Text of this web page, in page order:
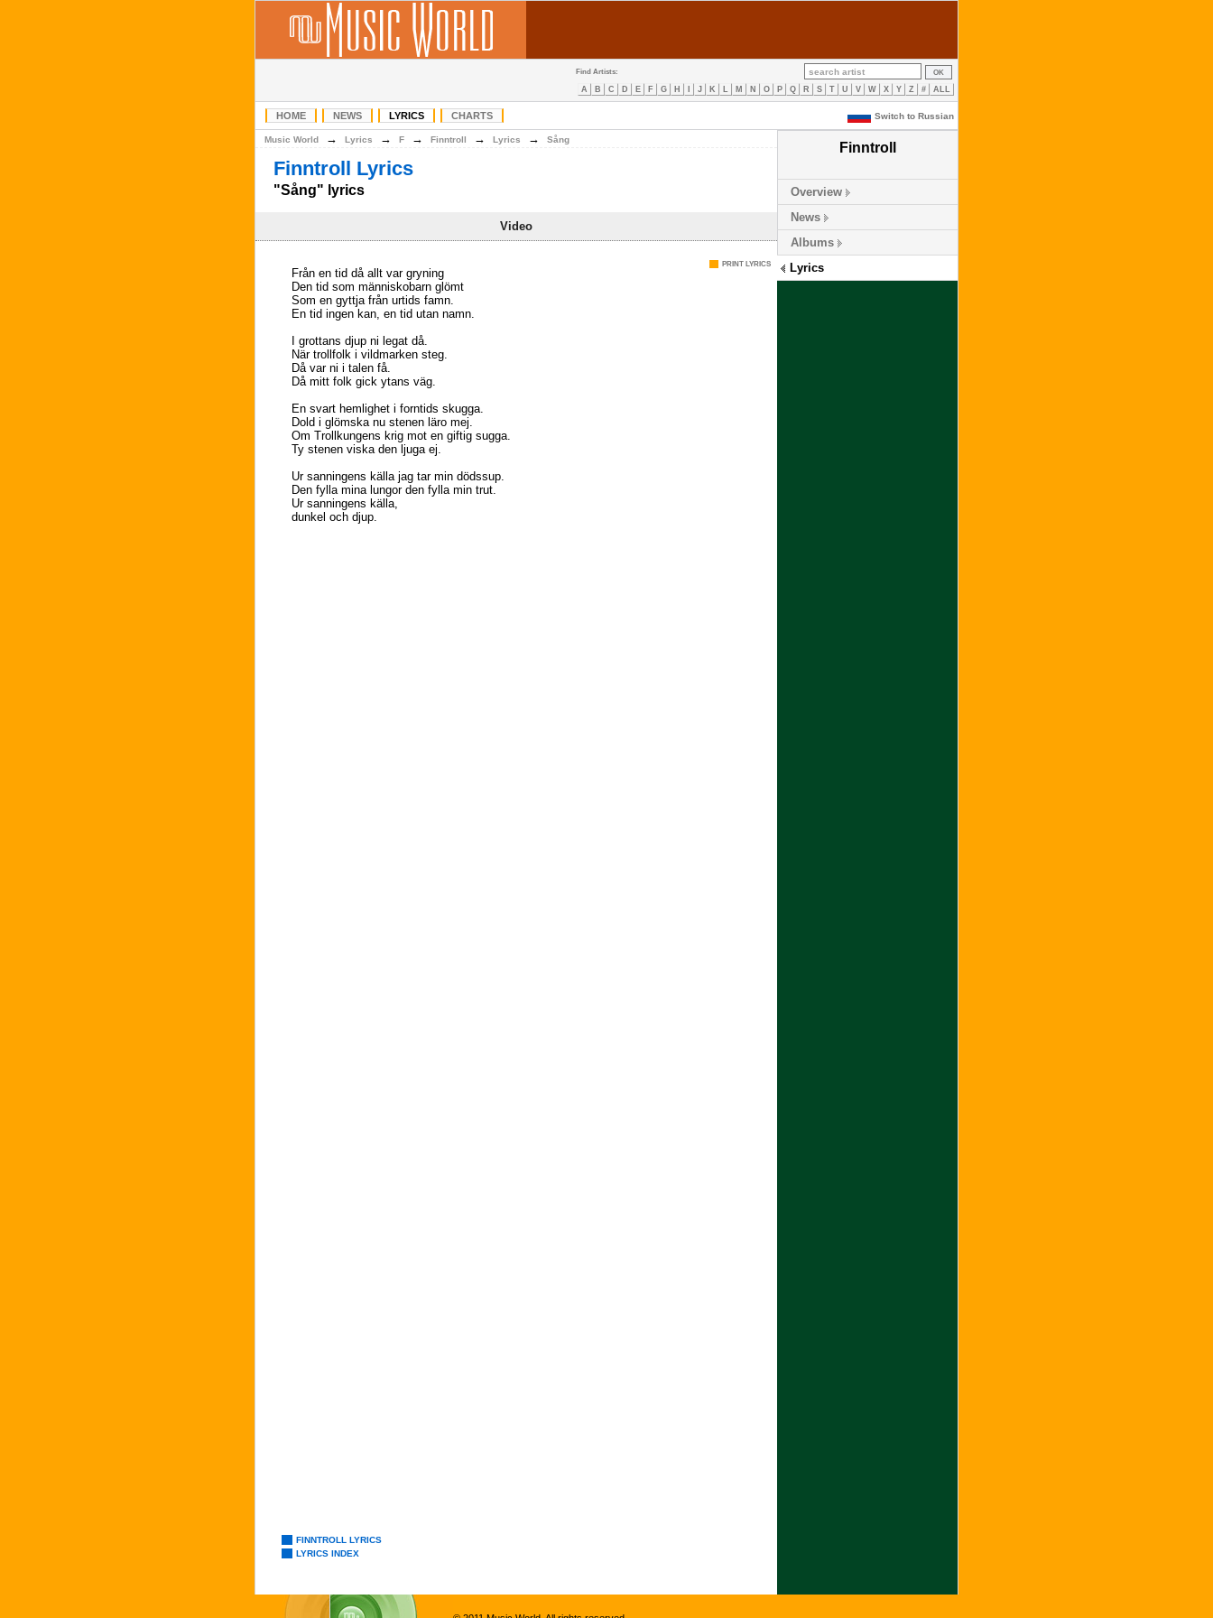
Find Artists:
A B C D E F G H J K L M N O P Q R S T U V W X Y Z # ALL
HOME NEWS LYRICS CHARTS Switch to Russian
Finntroll
Overview
News
Albums
Lyrics
Music World → Lyrics → F → Finntroll → Lyrics → Sång
Finntroll Lyrics
"Sång" lyrics
Video
PRINT LYRICS
Från en tid då allt var gryning
Den tid som människobarn glömt
Som en gyttja från urtids famn.
En tid ingen kan, en tid utan namn.
I grottans djup ni legat då.
När trollfolk i vildmarken steg.
Då var ni i talen få.
Då mitt folk gick ytans väg.
En svart hemlighet i forntids skugga.
Dold i glömska nu stenen läro mej.
Om Trollkungens krig mot en giftig sugga.
Ty stenen viska den ljuga ej.
Ur sanningens källa jag tar min dödssup.
Den fylla mina lungor den fylla min trut.
Ur sanningens källa,
dunkel och djup.
FINNTROLL LYRICS
LYRICS INDEX